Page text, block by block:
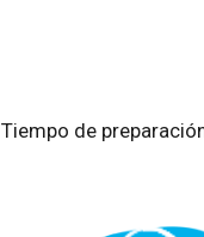
Tiempo de